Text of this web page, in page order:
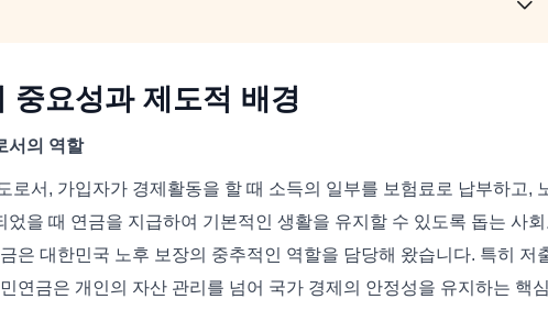
중요성과 제도적 배경
서의 역할
로서, 가입자가 경제활동을 할 때 소득의 일부를 보험료로 납부하고,
을 때 연금을 지급하여 기본적인 생활을 유지할 수 있도록 돕는 사
은 대한민국 노후 보장의 중추적인 역할을 담당해 왔습니다. 특히 저
연금은 개인의 자산 관리를 넘어 국가 경제의 안정성을 유지하는 핵